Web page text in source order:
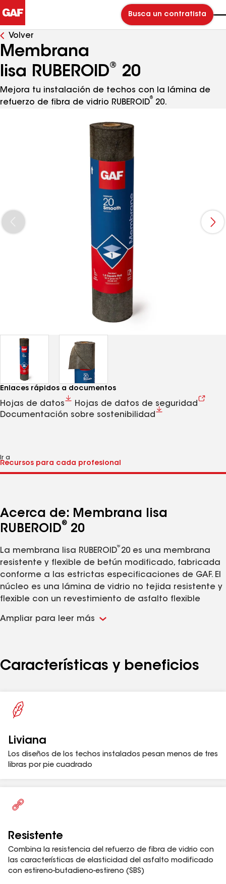
Busca un contratista
Volver
Membrana
lisa RUBEROID® 20
Mejora tu instalación de techos con la lámina de
refuerzo de fibra de vidrio RUBEROID
®
20.
Enlaces rápidos a documentos
Hojas de datos
Hojas de datos de seguridad
Documentación sobre sostenibilidad
Ir a
Acerca de: Membrana lisa
RUBEROID® 20
La membrana lisa RUBEROID
®
20 es una membrana
resistente y flexible de betún modificado, fabricada
conforme a las estrictas especificaciones de GAF. El
núcleo es una lámina de vidrio no tejida resistente y
flexible con un revestimiento de asfalto flexible
RUBEROID
®
20 está respaldada por GAF, una
Las garantías del sistema están disponibles por
un máximo de 20 años
1
Ampliar para leer más
Características y beneficios
Liviana
Los diseños de los techos instalados pesan menos de tres
libras por pie cuadrado
Resistente
Combina la resistencia del refuerzo de fibra de vidrio con
las características de elasticidad del asfalto modificado
con estireno-butadieno-estireno (SBS)